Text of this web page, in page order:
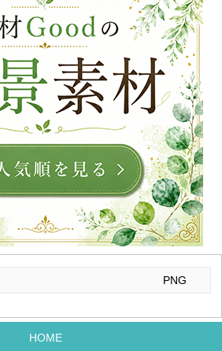
PNG
HOME